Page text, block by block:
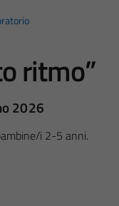
ritmo”
2026
i 2-5 anni.